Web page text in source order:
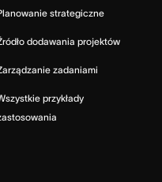
strategiczne
dodawania projektów
zadaniami
przykłady